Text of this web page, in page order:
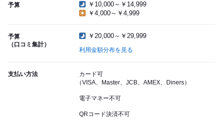
予算
￥10,000～￥14,999
￥4,000～￥4,999
予算
（口コミ集計）
￥20,000～￥29,999
利用金額分布を見る
支払い方法
カード可
（VISA、Master、JCB、AMEX、Diners）
電子マネー不可
QRコード決済不可